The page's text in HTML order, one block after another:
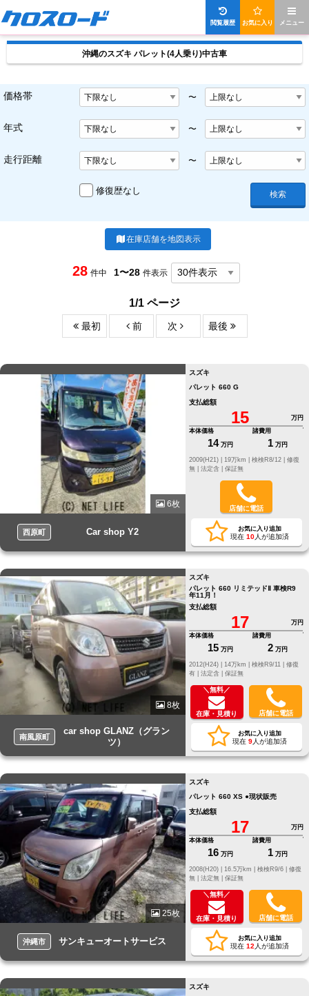
メニュー
お気に入り
閲覧履歴
沖縄のスズキ パレット(4人乗り)中古車
価格帯 〜
年式 〜
走行距離 〜
修復歴なし 検索
在庫店舗を地図表示
28 件中 1〜28 件表示
1/1 ページ
最初 前 次 最後
6枚
西原町 Car shop Y2
スズキ
パレット 660 G
支払総額
15
万円
本体価格
14 万円
諸費用
1 万円
修復
無 | 法定含 | 保証無
店舗に電話
お気に入り追加
現在 10人が追加済
8枚
南風原町
car shop GLANZ（グラン
ツ）
スズキ
パレット 660 リミテッドⅡ 車検R9
年11月！
支払総額
17
万円
本体価格
15 万円
諸費用
2 万円
修復
有 | 法定含 | 保証無
＼無料／
在庫・見積り 店舗に電話
お気に入り追加
現在 9人が追加済
25枚
沖縄市 サンキューオートサービス
スズキ
パレット 660 XS ●現状販売
支払総額
17
万円
本体価格
16 万円
諸費用
1 万円
修復
無 | 法定無 | 保証無
＼無料／
在庫・見積り 店舗に電話
お気に入り追加
現在 12 人が追加済
スズキ